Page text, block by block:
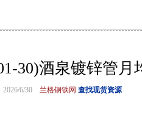
30)酒泉镀锌管月
6/30 兰格钢铁网 查找现货资源